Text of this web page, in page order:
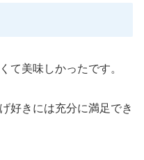
て美味しかったです。
好きには充分に満足でき